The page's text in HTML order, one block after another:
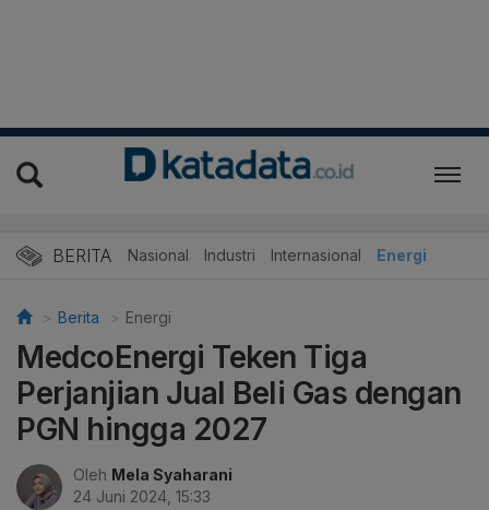
BERITA Nasional Industri Internasional Energi
Berita Energi
MedcoEnergi Teken Tiga
Perjanjian Jual Beli Gas dengan
PGN hingga 2027
Oleh Mela Syaharani
24 Juni 2024, 15:33